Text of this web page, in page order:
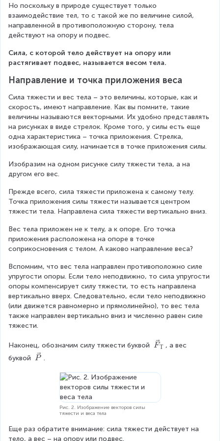
Но поскольку в природе существует только
взаимодействие тел, то с такой же по величине силой,
направленной в противоположную сторону, тела
действуют на опору и подвес.
Сила, с которой тело действует на опору или
растягивает подвес, называется весом тела.
Направление и точка приложения веса
Сила тяжести и вес тела – это величины, которые, как и
скорость, имеют направление. Как вы помните, такие
величины называются векторными. Их удобно представлять
на рисунках в виде стрелок. Кроме того, у силы есть еще
одна характеристика – точка приложения. Стрелка,
изображающая силу, начинается в точке приложения силы.
Изобразим на одном рисунке силу тяжести тела, а на
другом его вес.
Прежде всего, сила тяжести приложена к самому телу.
Точка приложения силы тяжести называется центром
тяжести тела. Направлена сила тяжести вертикально вниз.
Вес тела приложен не к телу, а к опоре. Его точка
приложения расположена на опоре в точке
соприкосновения с телом. А каково направление веса?
Вспомним, что вес тела направлен противоположно силе
упругости опоры. Если тело неподвижно, то сила упругости
опоры компенсирует силу тяжести, то есть направлена
вертикально вверх. Следовательно, если тело неподвижно
(или движется равномерно и прямолинейно), то вес тела
также направлен вертикально вниз и численно равен силе
тяжести.
Наконец, обозначим силу тяжести буквой
\
c
}
Т
FТ , а вес
буквой \
P .
Рис. 2. Изображение векторов силы
тяжести и веса тела
Еще раз обратите внимание: сила тяжести действует на
тело, а вес – на опору или подвес.